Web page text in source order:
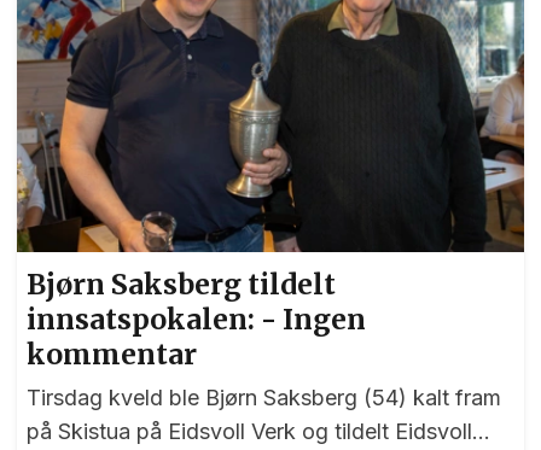
Bjørn Saksberg tildelt
innsatspokalen: - Ingen
kommentar
Tirsdag kveld ble Bjørn Saksberg (54) kalt fram
på Skistua på Eidsvoll Verk og tildelt Eidsvoll